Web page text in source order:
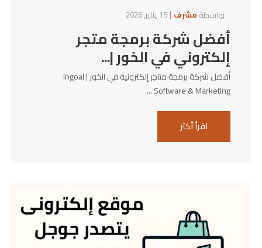
بواسطة مشرف | 15 يناير, 2026
أفضل شركة برمجة متجر
إلكتروني في الخور |...
أفضل شركة برمجة متاجر إلكترونية في الخور | Ingoal
Software & Marketing ...
اقرأ أكثر